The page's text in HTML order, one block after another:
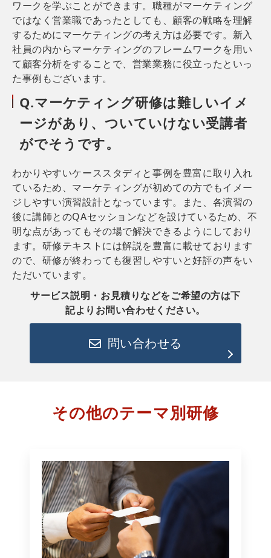
ワークを学ぶことができます。職種がマーケティング
ではなく営業職であったとしても、顧客の戦略を理解
するためにマーケティングの考え方は必要です。新入
社員の内からマーケティングのフレームワークを用い
て顧客分析をすることで、営業業務に役立ったといっ
た事例もございます。
Q.マーケティング研修は難しいイメ
ージがあり、ついていけない受講者
がでそうです。
わかりやすいケーススタディと事例を豊富に取り入れ
ているため、マーケティングが初めての方でもイメー
ジしやすい演習設計となっています。また、各演習の
後に講師とのQAセッションなどを設けているため、不
明な点があってもその場で解決できるようにしており
ます。研修テキストには解説を豊富に載せております
ので、研修が終わっても復習しやすいと好評の声をい
ただいています。
サービス説明・お見積りなどをご希望の方は下
記よりお問い合わせください。
問い合わせる
その他のテーマ別研修